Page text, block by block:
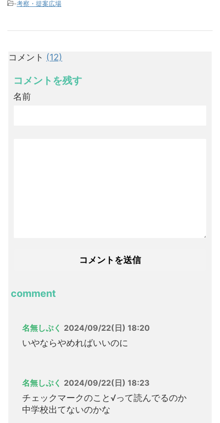
-考察・提案広場
コメント (12)
コメントを残す
名前
comment
名無しぷく 2024/09/22(日) 18:20
いやならやめればいいのに
名無しぷく 2024/09/22(日) 18:23
チェックマークのこと√って読んでるのか
中学校出てないのかな